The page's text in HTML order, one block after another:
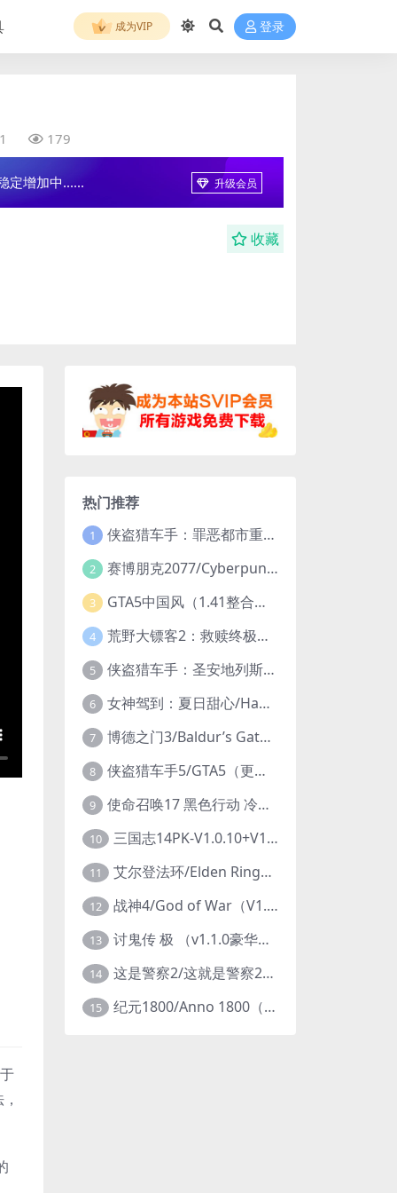
成为VIP 登录
179
定增加中...... 升级会员
收藏
热门推荐
1 侠盗猎车手：罪恶都市重制版/Grand Theft Auto: Vice City – The Definitive Edition
2 赛博朋克2077/Cyberpunk 2077（更新v2.20全DLC）
3 GTA5中国风（1.41整合版1300辆真车+183位美女与英雄+200%存档）
4 荒野大镖客2：救赎终极版/大表哥2/Red Dead Redemption 2: Ultimate Edition（更新v1491.50终极版）
5 侠盗猎车手：圣安地列斯重制版/Grand Theft Auto: San Andreas – The Definitive Edition（更新v1.113.49697469）
6 女神驾到：夏日甜心/Happy Together（模拟器版-升级豪华终极珍藏版+全DLC）
7 博德之门3/Baldur’s Gate 3（更新v4.1.1.7209685）
8 侠盗猎车手5/GTA5（更新v1.70纯净版-内置修改器+通关存档）
9 使命召唤17 黑色行动 冷战V1.34 全DLC 官方中文版COD17
10 三国志14PK-V1.0.10+V1.0.25-威力加强豪华版（武将面容套装-全DLC+季票+特典+中文语音+编辑修改器）
11 艾尔登法环/Elden Ring（更新v1.14 ）
12 战神4/God of War（V1.0.13-斗战狂神-奎爷的裁决+全DLC）
13 讨鬼传 极 （v1.1.0豪华版）
14 这是警察2/这就是警察2/This is Police
15 纪元1800/Anno 1800（豪华版全DLCv9.2.972600）